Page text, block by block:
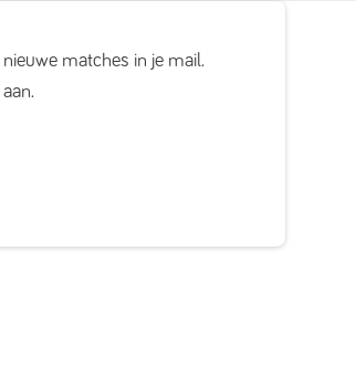
nieuwe matches in je mail.
aan.